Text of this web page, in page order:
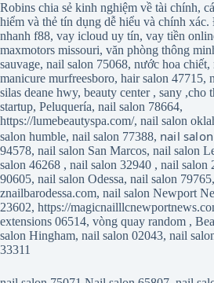
Robins chia sẻ kinh nghiệm về tài chính,
hiểm và thẻ tín dụng dễ hiểu và chính
nhanh f88, vay icloud uy tín, vay tiền
maxmotors missouri, văn phòng thông
sauvage, nail salon 75068, nước hoa chiết,
manicure murfreesboro, hair salon 47715,
silas deane hwy, beauty center, sany ,cho
startup, Peluquería, nail salon 78664,
https://lumebeautyspa.com/, nail salon
salon humble, nail salon 77388, nail
94578, nail salon San Marcos, nail salon
salon 46268 , nail salon 32940 , nail salon
90605, nail salon Odessa, nail salon 79765,
znailbarodessa.com, nail salon Newport
23602, https://
extensions 06514, vòng quay random ,
salon Hingham, nail salon 02043, nail
33311